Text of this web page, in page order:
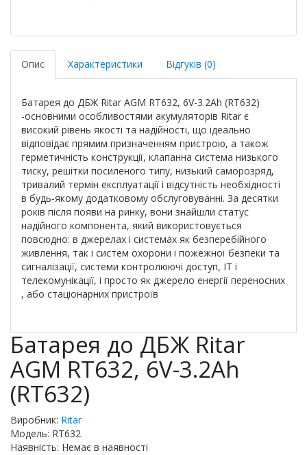
Опис Характеристики Відгуків (0)
Батарея до ДБЖ Ritar AGM RT632, 6V-3.2Ah (RT632)
-основними особливостями акумуляторів Ritar є
високий рівень якості та надійності, що ідеально
відповідає прямим призначенням пристрою, а також
герметичність конструкції, клапанна система низького
тиску, решітки посиленого типу, низький саморозряд,
тривалий термін експлуатації і відсутність необхідності
в будь-якому додатковому обслуговуванні. За десятки
років після появи на ринку, вони знайшли статус
надійного компонента, який використовується
повсюдно: в джерелах і системах як безперебійного
живлення, так і систем охорони і пожежної безпеки та
сигналізації, системи контролюючі доступ, IT і
телекомунікації, і просто як джерело енергії переносних
, або стаціонарних пристроїв
Батарея до ДБЖ Ritar
AGM RT632, 6V-3.2Ah
(RT632)
Виробник: Ritar
Модель: RT632
Наявність: Немає в наявності